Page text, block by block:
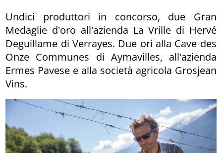
Undici produttori in concorso, due Gran
Medaglie d'oro all'azienda La Vrille di Hervé
Deguillame di Verrayes. Due ori alla Cave des
Onze Communes di Aymavilles, all'azienda
Ermes Pavese e alla società agricola Grosjean
Vins.